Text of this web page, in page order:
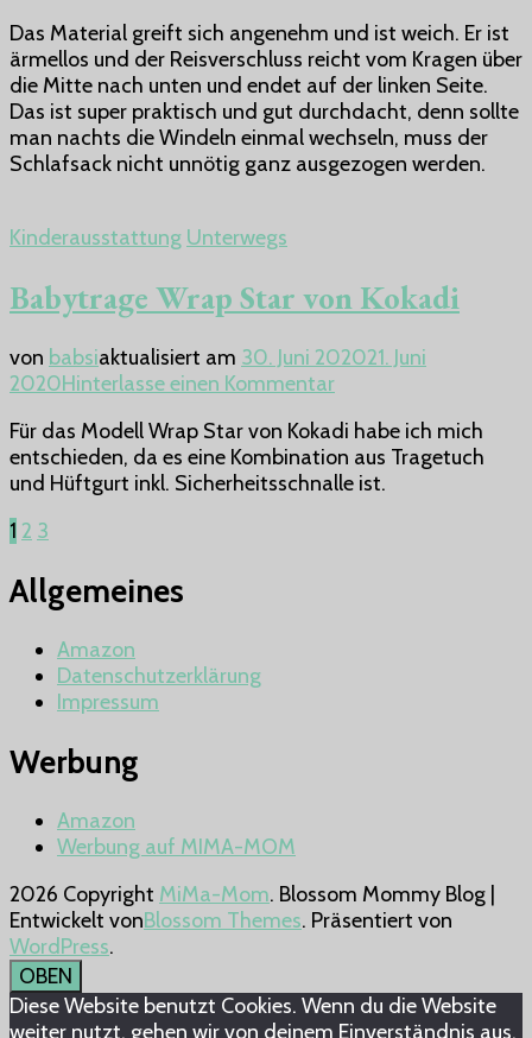
Emmi
von
Sterntaler
Das Material greift sich angenehm und ist weich. Er ist
ärmellos und der Reisverschluss reicht vom Kragen über
die Mitte nach unten und endet auf der linken Seite.
Das ist super praktisch und gut durchdacht, denn sollte
man nachts die Windeln einmal wechseln, muss der
Schlafsack nicht unnötig ganz ausgezogen werden.
Kinderausstattung Unterwegs
Babytrage Wrap Star von Kokadi
von babsiaktualisiert am 30. Juni 202021. Juni
2020Hinterlasse einen Kommentarzu
Wrap
Star
von
Für das Modell Wrap Star von Kokadi habe ich mich
entschieden, da es eine Kombination aus Tragetuch
und Hüftgurt inkl. Sicherheitsschnalle ist.
Seitennummerierung
der
Beiträge
Seite
1 Seite
2 Seite
3
Allgemeines
Amazon
Datenschutzerklärung
Impressum
Werbung
Amazon
Werbung auf MIMA-MOM
2026 Copyright MiMa-Mom. Blossom Mommy Blog |
Entwickelt vonBlossom Themes. Präsentiert von
WordPress.
OBEN
Diese Website benutzt Cookies. Wenn du die Website
weiter nutzt, gehen wir von deinem Einverständnis aus.